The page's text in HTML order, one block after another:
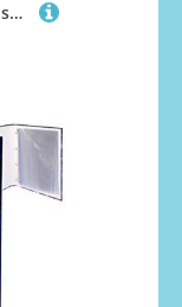
alles-meine.de GmbH Zeugnismappe/Ringbuch/Zeugnisringbuch - Zeugnisse Schmetterlinge & Blumen - Erweiterbar für Einsteckseiten + Einlagen - A 4 - Dokumentenmappe - A4 Ringo..